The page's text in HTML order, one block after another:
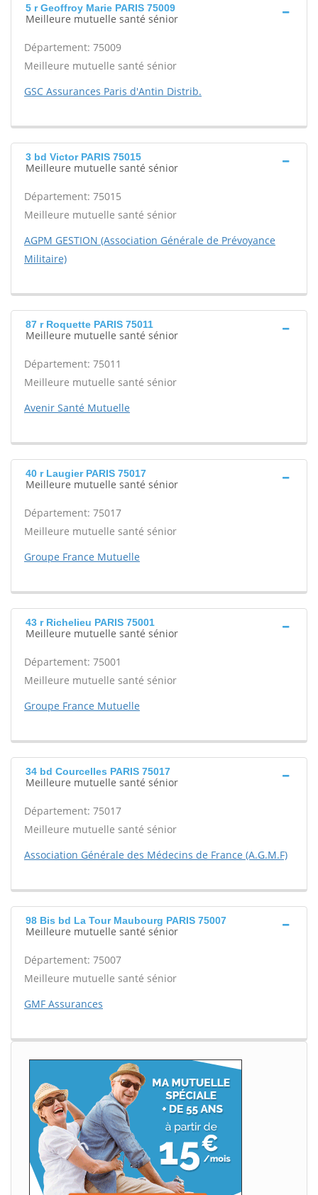
5 r Geoffroy Marie PARIS 75009
Meilleure mutuelle santé sénior
Département: 75009
Meilleure mutuelle santé sénior
GSC Assurances Paris d'Antin Distrib.
3 bd Victor PARIS 75015
Meilleure mutuelle santé sénior
Département: 75015
Meilleure mutuelle santé sénior
AGPM GESTION (Association Générale de Prévoyance
Militaire)
87 r Roquette PARIS 75011
Meilleure mutuelle santé sénior
Département: 75011
Meilleure mutuelle santé sénior
Avenir Santé Mutuelle
40 r Laugier PARIS 75017
Meilleure mutuelle santé sénior
Département: 75017
Meilleure mutuelle santé sénior
Groupe France Mutuelle
43 r Richelieu PARIS 75001
Meilleure mutuelle santé sénior
Département: 75001
Meilleure mutuelle santé sénior
Groupe France Mutuelle
34 bd Courcelles PARIS 75017
Meilleure mutuelle santé sénior
Département: 75017
Meilleure mutuelle santé sénior
Association Générale des Médecins de France (A.G.M.F)
98 Bis bd La Tour Maubourg PARIS 75007
Meilleure mutuelle santé sénior
Département: 75007
Meilleure mutuelle santé sénior
GMF Assurances